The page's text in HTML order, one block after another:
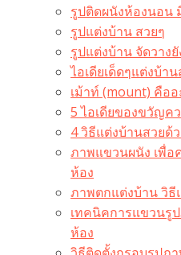
รูปติดผนังห้องนอน
รูปแต่งบ้าน สวยๆ
รูปแต่งบ้าน จัดวาง
ไอเดียเด็ดๆแต่งบ้า
เม้าท์ (mount) คืออ
5 ไอเดียของขวัญค
4 วิธีแต่งบ้านสวยด้
ภาพแขวนผนัง เพื่อ
ห้อง
ภาพตกแต่งบ้าน วิธี
เทคนิคการแขวนรู
ห้อง